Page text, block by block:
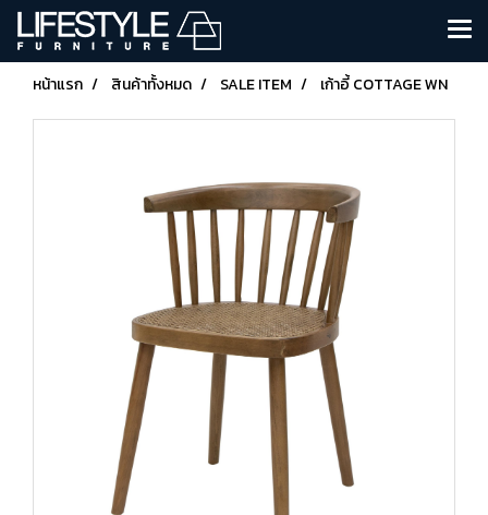
หน้าแรก สินค้าทั้งหมด SALE ITEM เก้าอี้ COTTAGE WN